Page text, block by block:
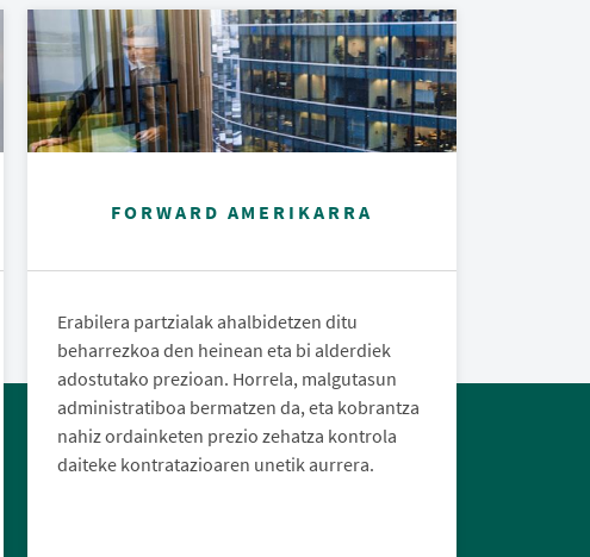
FORWARD AMERIKARRA
Erabilera partzialak ahalbidetzen ditu
beharrezkoa den heinean eta bi alderdiek
adostutako prezioan. Horrela, malgutasun
administratiboa bermatzen da, eta kobrantza
nahiz ordainketen prezio zehatza kontrola
daiteke kontratazioaren unetik aurrera.